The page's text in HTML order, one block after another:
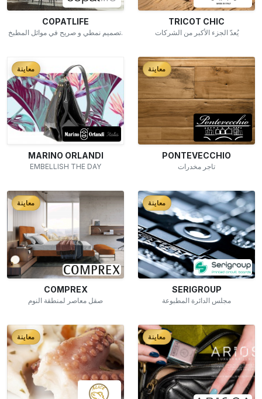
COPATLIFE
تصميم نمطي و صريح في موائل المطبخ.
TRICOT CHIC
يُعدّ الجزء الأكبر من الشركات
معاينة
MARINO ORLANDI
EMBELLISH THE DAY
معاينة
PONTEVECCHIO
تاجر مخدرات
معاينة
COMPREX
صقل معاصر لمنطقة النوم
معاينة
SERIGROUP
مجلس الدائرة المطبوعة
معاينة معاينة